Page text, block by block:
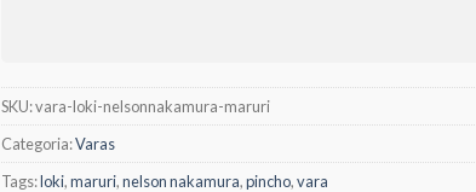
SKU:vara-loki-nelsonnakamura-maruri
Categoria:Varas
Tags:loki,maruri,nelson nakamura,pincho,vara